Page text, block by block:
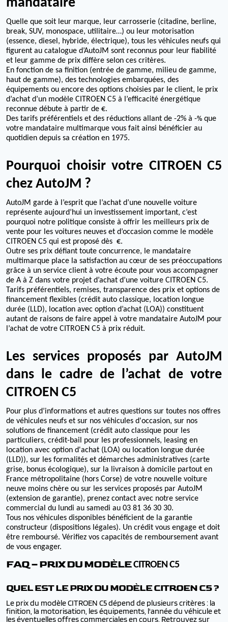
mandataire
Quelle que soit leur marque, leur carrosserie (citadine, berline,
break, SUV, monospace, utilitaire…) ou leur motorisation
(essence, diesel, hybride, électrique), tous les véhicules neufs qui
figurent au catalogue d’AutoJM sont reconnus pour leur fiabilité
et leur gamme de prix diffère selon ces critères.
En fonction de sa finition (entrée de gamme, milieu de gamme,
haut de gamme), des technologies embarquées, des
équipements ou encore des options choisies par le client, le prix
d’achat d’un modèle CITROEN C5 à l’efficacité énergétique
reconnue débute à partir de €.
Des tarifs préférentiels et des réductions allant de -2% à -% que
votre mandataire multimarque vous fait ainsi bénéficier au
quotidien depuis sa création en 1975.
Pourquoi choisir votre CITROEN C5
chez AutoJM ?
AutoJM garde à l’esprit que l’achat d’une nouvelle voiture
représente aujourd’hui un investissement important, c’est
pourquoi notre politique consiste à offrir les meilleurs prix de
vente pour les voitures neuves et d’occasion comme le modèle
CITROEN C5 qui est proposé dès €.
Outre ses prix défiant toute concurrence, le mandataire
multimarque place la satisfaction au cœur de ses préoccupations
grâce à un service client à votre écoute pour vous accompagner
de A à Z dans votre projet d’achat d’une voiture CITROEN C5.
Tarifs préférentiels, remises, transparence des prix et options de
financement flexibles (crédit auto classique, location longue
durée (LLD), location avec option d’achat (LOA)) constituent
autant de raisons de faire appel à votre mandataire AutoJM pour
l’achat de votre CITROEN C5 à prix réduit.
Les services proposés par AutoJM
dans le cadre de l’achat de votre
CITROEN C5
Pour plus d’informations et autres questions sur toutes nos offres
de véhicules neufs et sur nos véhicules d'occasion, sur nos
solutions de financement (crédit auto classique pour les
particuliers, crédit-bail pour les professionnels, leasing en
location avec option d'achat (LOA) ou location longue durée
(LLD)), sur les formalités et démarches administratives (carte
grise, bonus écologique), sur la livraison à domicile partout en
France métropolitaine (hors Corse) de votre nouvelle voiture
neuve moins chère ou sur les services proposés par AutoJM
(extension de garantie), prenez contact avec notre service
commercial du lundi au samedi au 03 81 36 30 30.
Tous nos véhicules disponibles bénéficient de la garantie
constructeur (dispositions légales). Un crédit vous engage et doit
être remboursé. Vérifiez vos capacités de remboursement avant
de vous engager.
FAQ – PRIX DU MODÈLECITROEN C5
QUEL EST LE PRIX DU MODÈLE CITROEN C5 ?
Le prix du modèle CITROEN C5 dépend de plusieurs critères : la
finition, la motorisation, les équipements, l'année du véhicule et
les éventuelles offres commerciales en cours. Retrouvez sur